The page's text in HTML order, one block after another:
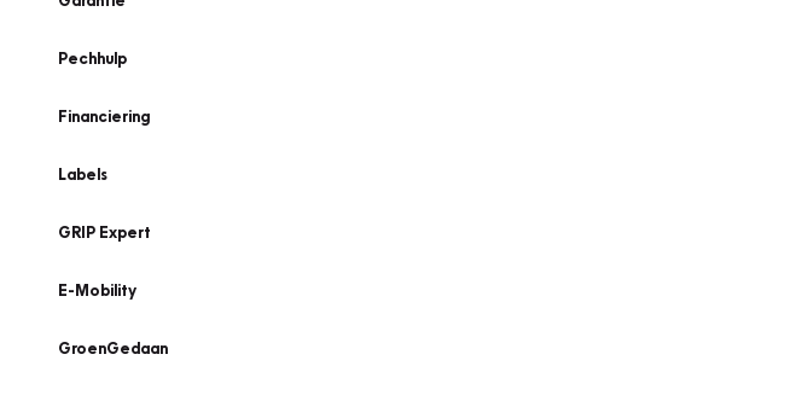
Pechhulp
Financiering
Labels
GRIP Expert
E-Mobility
GroenGedaan